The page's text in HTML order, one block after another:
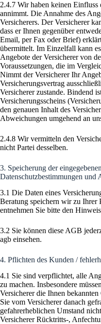
2.4.7 Wir haben keinen
annimmt. Die Annahme des
Versicherers. Der Versicherer
dass er Ihnen gegenüber
Email, per Fax oder Brief)
übermittelt. Im Einzelfall kann
Angebote der Versicherer von
Voraussetzungen, die im
Nimmt der Versicherer Ihr
Versicherungsvertrag
Versicherer zustande. Bindend
Versicherungsscheins
den genauen Inhalt des
Abweichungen umgehend an
2.4.8 Wir vermitteln den
nicht Partei desselben.
3. Speicherung der
Datenschutzbestimmungen und
3.1 Die Daten eines
Beratung speichern wir zu Ihrer
entnehmen Sie bitte den
3.2 Sie können diese AGB
agb einsehen.
4. Pflichten des Kunden /
4.1 Sie sind verpflichtet, alle
zu machen. Insbesondere
Versicherer die Ihnen
Sie vom Versicherer danach
gefahrerheblichen Umstand
Versicherer Rücktritts-,